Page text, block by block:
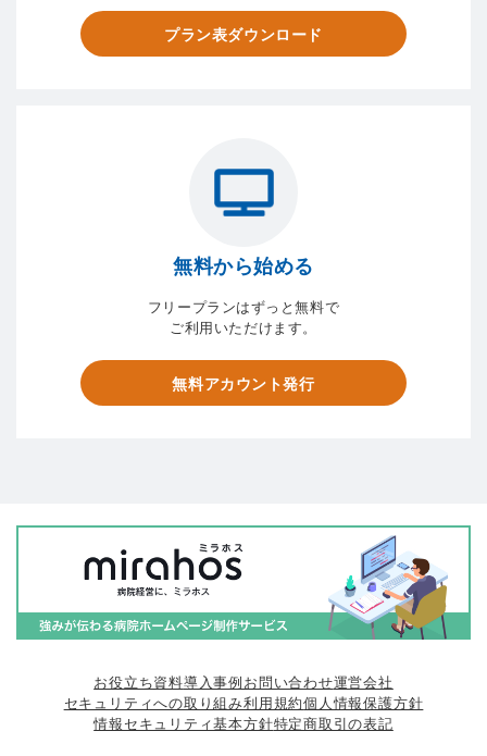
プラン表ダウンロード
無料から始める
フリープランはずっと無料で
ご利用いただけます。
無料アカウント発行
お役立ち資料導入事例 お問い合わせ運営会社
セキュリティへの取り組み利用規約個人情報保護方針
情報セキュリティ基本方針特定商取引の表記